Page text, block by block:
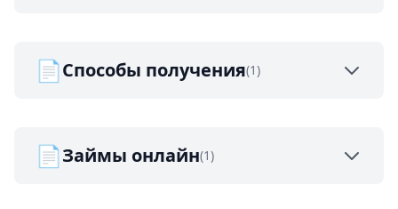
📄Способы получения(1)
📄Займы онлайн(1)